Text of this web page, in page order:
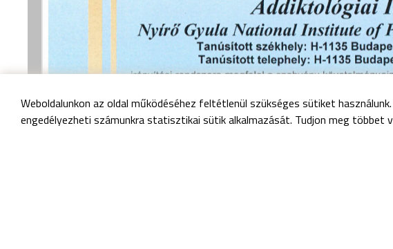
Weboldalunkon az oldal működéséhez feltétlenül szükséges sütiket
engedélyezheti számunkra statisztikai sütik alkalmazását. Tudjon meg többet